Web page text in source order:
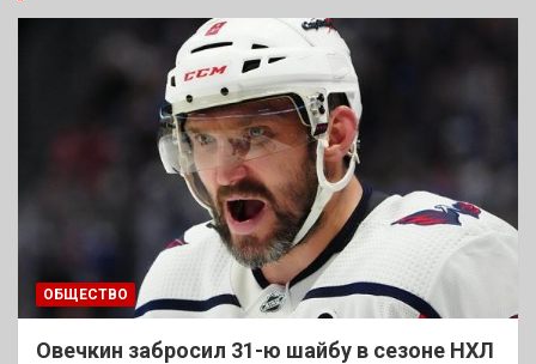
ОБЩЕСТВО
Овечкин забросил 31-ю шайбу в сезоне НХЛ